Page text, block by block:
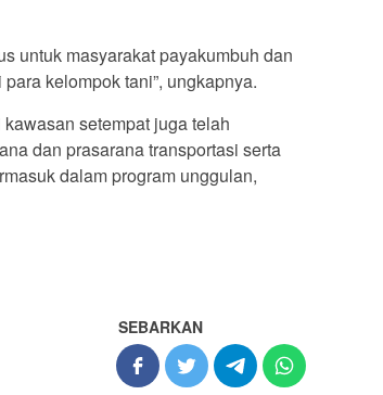
untuk masyarakat payakumbuh dan
kelompok tani”, ungkapnya.
setempat juga telah
dan prasarana transportasi serta
dalam program unggulan,
SEBARKAN